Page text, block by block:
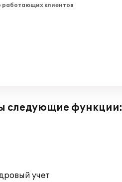
работающих клиентов
следующие функции:
учет